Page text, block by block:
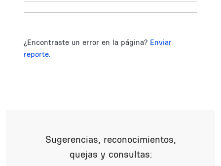
¿Encontraste un error en la página? Enviar
reporte.
Sugerencias, reconocimientos,
quejas y consultas: